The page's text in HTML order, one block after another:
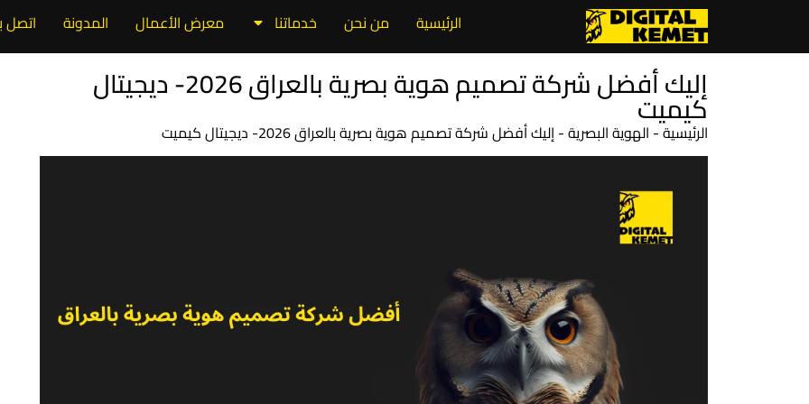
الرئيسية من نحن خدماتنا معرض الأعمال المدونة اتصل
إليك أفضل شركة تصميم هوية بصرية بالعراق 2026- ديجيتال
كيميت
الرئيسية- الهوية البصرية-إليك أفضل شركة تصميم هوية بصرية بالعراق 2026- ديجيتال كيميت